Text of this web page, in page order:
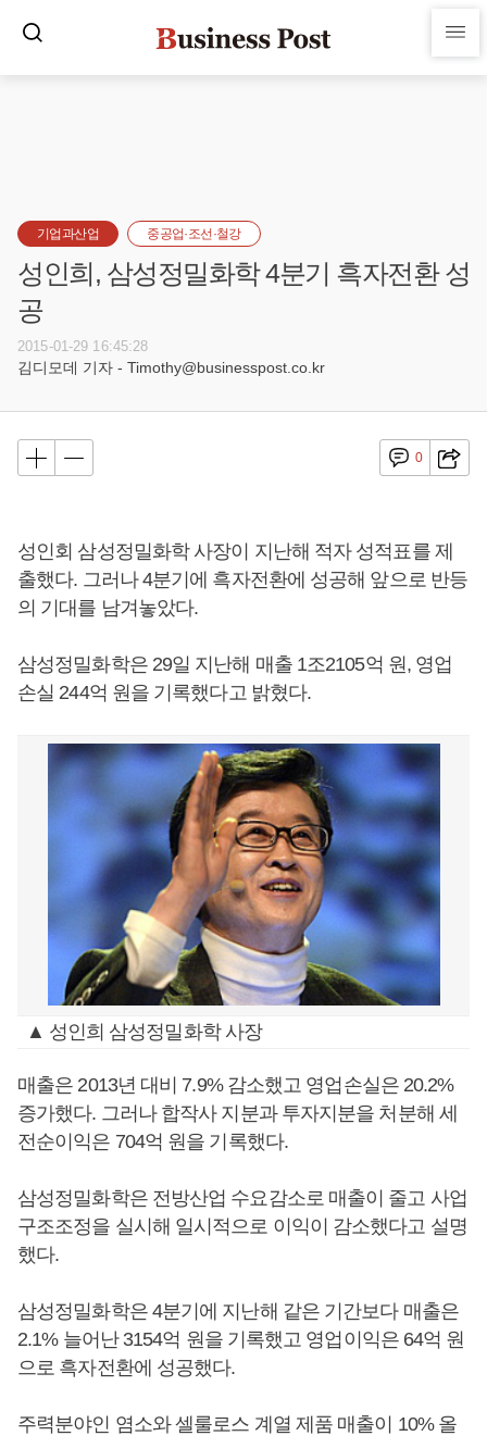
기업과산업 중공업·조선·철강
성인희, 삼성정밀화학 4분기 흑자전환 성
공
2015-01-29 16:45:28
김디모데 기자 - Timothy@businesspost.co.kr
0
성인회 삼성정밀화학 사장이 지난해 적자 성적표를 제
출했다. 그러나 4분기에 흑자전환에 성공해 앞으로 반등
의 기대를 남겨놓았다.
삼성정밀화학은 29일 지난해 매출 1조2105억 원, 영업
손실 244억 원을 기록했다고 밝혔다.
▲ 성인희 삼성정밀화학 사장
매출은 2013년 대비 7.9% 감소했고 영업손실은 20.2%
증가했다. 그러나 합작사 지분과 투자지분을 처분해 세
전순이익은 704억 원을 기록했다.
삼성정밀화학은 전방산업 수요감소로 매출이 줄고 사업
구조조정을 실시해 일시적으로 이익이 감소했다고 설명
했다.
삼성정밀화학은 4분기에 지난해 같은 기간보다 매출은
2.1% 늘어난 3154억 원을 기록했고 영업이익은 64억 원
으로 흑자전환에 성공했다.
주력분야인 염소와 셀룰로스 계열 제품 매출이 10% 올